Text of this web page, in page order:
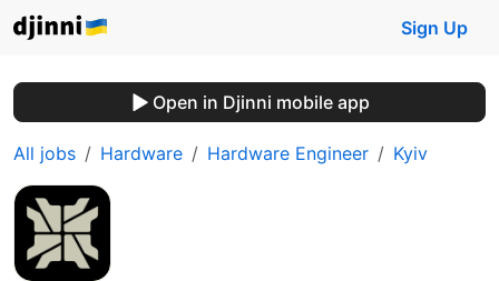
Sign Up
Open in Djinni mobile app
All jobs Hardware Hardware Engineer Kyiv